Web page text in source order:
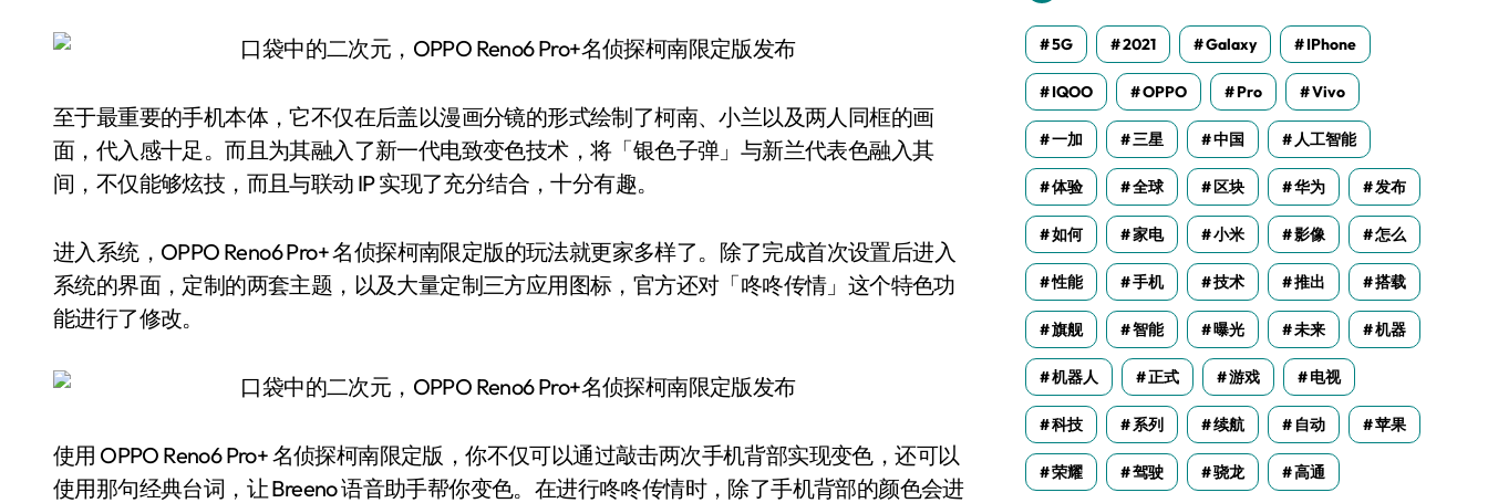
至于最重要的手机本体，它不仅在后盖以漫画分镜的形式绘制了柯南、小兰以及两人同框的画
面，代入感十足。而且为其融入了新一代电致变色技术，将「银色子弹」与新兰代表色融入其
间，不仅能够炫技，而且与联动 IP 实现了充分结合，十分有趣。
进入系统，OPPO Reno6 Pro+ 名侦探柯南限定版的玩法就更家多样了。除了完成首次设置后进入
系统的界面，定制的两套主题，以及大量定制三方应用图标，官方还对「咚咚传情」这个特色功
能进行了修改。
使用 OPPO Reno6 Pro+ 名侦探柯南限定版，你不仅可以通过敲击两次手机背部实现变色，还可以
使用那句经典台词，让 Breeno 语音助手帮你变色。在进行咚咚传情时，除了手机背部的颜色会进
5G 2021 Galaxy IPhone
IQOO OPPO Pro Vivo
一加 三星 中国 人工智能
体验 全球 区块 华为 发布
如何 家电 小米 影像 怎么
性能 手机 技术 推出 搭载
旗舰 智能 曝光 未来 机器
机器人 正式 游戏 电视
科技 系列 续航 自动 苹果
荣耀 驾驶 骁龙 高通